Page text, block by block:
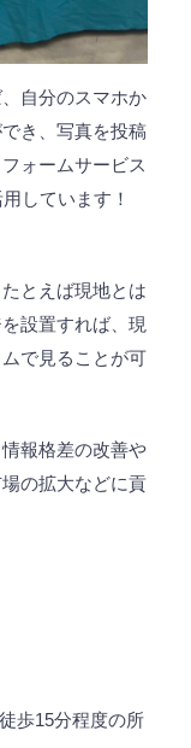
自分のスマホか
き、写真を投稿
ォームサービス
しています！
とえば現地とは
設置すれば、現
で見ることが可
報格差の改善や
の拡大などに貢
歩15分程度の所